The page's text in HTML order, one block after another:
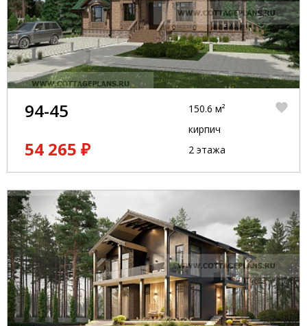
94-45
54 265 ₽
150.6 м²
кирпич
2 этажа